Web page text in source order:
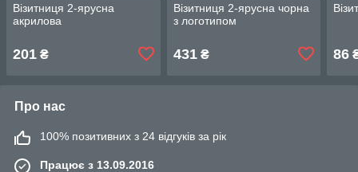
Візитниця 2-ярусна
акрилова
201 ₴
Візитниця 2-ярусна чорна
з логотипом
431₴ 86
Про нас
100% позитивних з 24 відгуків за рік
Працює з 13.09.2016